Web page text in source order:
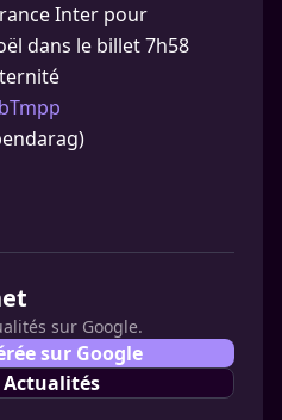
Inter pour
dans le billet 7h58
sur Google.
sur Google
Actualités